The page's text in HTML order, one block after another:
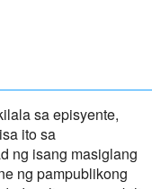
sa episyente,
ito sa
ng isang masiglang
ng pampublikong